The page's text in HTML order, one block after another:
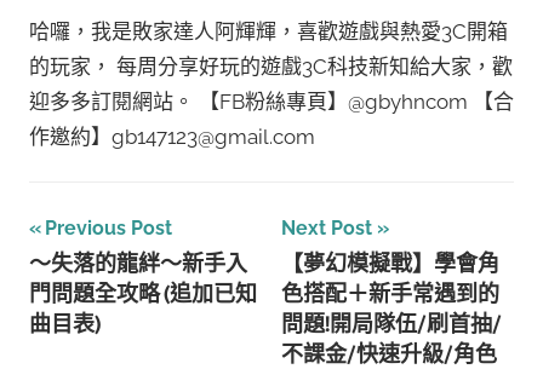
哈囉，我是敗家達人阿輝輝，喜歡遊戲與熱愛3C開箱
的玩家， 每周分享好玩的遊戲3C科技新知給大家，歡
迎多多訂閱網站。 【FB粉絲專頁】@gbyhncom 【合
作邀約】gb147123@gmail.com
文
章
導
Previous Post
～失落的龍絆～新手入
門問題全攻略 (追加已知
曲目表)
Next Post
【夢幻模擬戰】學會角
色搭配＋新手常遇到的
問題!開局隊伍/刷首抽/
不課金/快速升級/角色